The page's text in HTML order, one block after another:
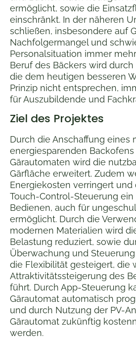
ermöglicht, sowie die
einschränkt. In der näheren
schließen, insbesondere auf
Nachfolgermangel und
Personalsituation immer
Beruf des Bäckers wird
die dem heutigen besseren
Prinzip nicht entsprechen,
für Auszubildende und
Ziel des Projektes
Durch die Anschaffung eines
energiesparenden Backofens
Gärautomaten wird die
Gärfläche erweitert. Zudem
Energiekosten verringert
Touch-Control-Steuerung ein
Bedienen, auch für
ermöglicht. Durch die
modernen Materialien wird
Belastung reduziert, sowie
Überwachung und
die Flexibilität gesteigert, die
Attraktivitätssteigerung des
führt. Durch App-Steuerung
Gärautomat automatisch
und durch Nutzung der PV-
Gärautomat zukünftig
werden.